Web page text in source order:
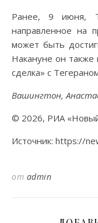
Ранее, 9 июня,
направленное на
может быть
Накануне он также
сделка» с
Вашингтон,
© 2026, РИА
Источник: https://
от admin